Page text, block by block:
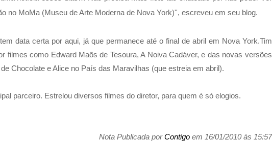
no MoMa (Museu de Arte Moderna de Nova York)'', escreveu em seu blog.
data certa por aqui, já que permanece até o final de abril em Nova York.Tim
filmes como Edward Maõs de Tesoura, A Noiva Cadáver, e das novas versões
Chocolate e Alice no País das Maravilhas (que estreia em abril).
parceiro. Estrelou diversos filmes do diretor, para quem é só elogios.
Nota Publicada porContigoem 16/01/2010 às 15:57